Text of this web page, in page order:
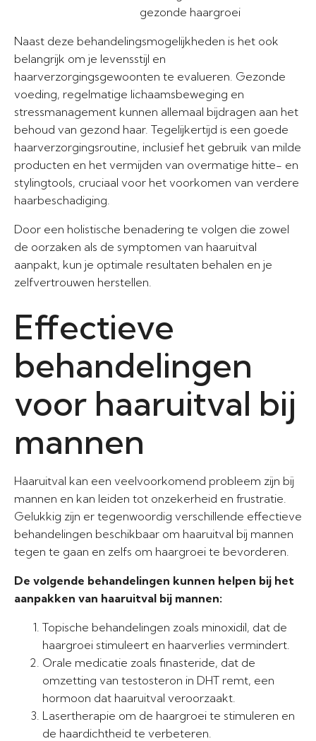
gezonde haargroei
Naast deze behandelingsmogelijkheden is het ook
belangrijk om je levensstijl en
haarverzorgingsgewoonten te evalueren. Gezonde
voeding, regelmatige lichaamsbeweging en
stressmanagement kunnen allemaal bijdragen aan het
behoud van gezond haar. Tegelijkertijd is een goede
haarverzorgingsroutine, inclusief het gebruik van milde
producten en het vermijden van overmatige hitte- en
stylingtools, cruciaal voor het voorkomen van verdere
haarbeschadiging.
Door een holistische benadering te volgen die zowel
de oorzaken als de symptomen van haaruitval
aanpakt, kun je optimale resultaten behalen en je
zelfvertrouwen herstellen.
Effectieve
behandelingen
voor haaruitval bij
mannen
Haaruitval kan een veelvoorkomend probleem zijn bij
mannen en kan leiden tot onzekerheid en frustratie.
Gelukkig zijn er tegenwoordig verschillende effectieve
behandelingen beschikbaar om haaruitval bij mannen
tegen te gaan en zelfs om haargroei te bevorderen.
De volgende behandelingen kunnen helpen bij het
aanpakken van haaruitval bij mannen:
Topische behandelingen zoals minoxidil, dat de
haargroei stimuleert en haarverlies vermindert.
Orale medicatie zoals finasteride, dat de
omzetting van testosteron in DHT remt, een
hormoon dat haaruitval veroorzaakt.
Lasertherapie om de haargroei te stimuleren en
de haardichtheid te verbeteren.